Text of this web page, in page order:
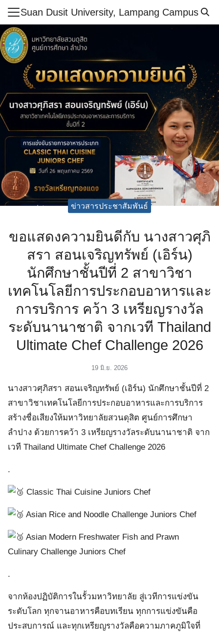
content
Suan Dusit University, Lampang Campus
ศูนย์ฯ
รและกิจกรรม
า
รียนรู้ออนไลน์
กษาปลอดภัย
รา
Search
for:
ข่าวสารประชาสัมพันธ์
ขอแสดงความยินดีกับ นางสาวศุภิ
สรา สอนเจริญทรัพย์ (เอิร์น)
นักศึกษาชั้นปีที่ 2 สาขาวิชา
เทคโนโลยีการประกอบอาหารและ
การบริการ คว้า 3 เหรียญรางวัล
ระดับนานาชาติ จากเวที Thailand
Ultimate Chef Challenge 2026
19 มิ.ย. 2026
นางสาวศุภิสรา สอนเจริญทรัพย์ (เอิร์น) นักศึกษาชั้นปีที่ 2
สาขาวิชาเทคโนโลยีการประกอบอาหารและการบริการ
สร้างชื่อเสียงให้มหาวิทยาลัยสวนดุสิต ศูนย์การศึกษา
ลำปาง ด้วยการคว้า 3 เหรียญรางวัลระดับนานาชาติ จาก
เวที Thailand Ultimate Chef Challenge 2026
.
Classic Thai Cuisine Juniors Chef
Asian Rice and Noodle Challenge Juniors Chef
Asian Modern Freshwater Fish and Prawn
Culinary Challenge Juniors Chef
.
จากห้องปฏิบัติการในรั้วมหาวิทยาลัย สู่เวทีการแข่งขัน
ระดับโลก ทุกจานอาหารคือบทเรียน ทุกการแข่งขันคือ
ประสบการณ์ และทุกเหรียญรางวัลคือความภาคภูมิใจที่